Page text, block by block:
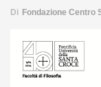
Di Fondazione Centro